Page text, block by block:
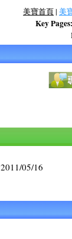
美寶首頁| 美
Key Pages:
2011/05/16